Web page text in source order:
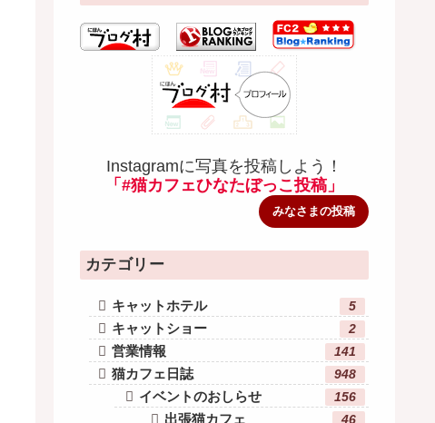
Instagramに写真を投稿しよう！
「#猫カフェひなたぼっこ投稿」
みなさまの投稿
カテゴリー
キャットホテル 5
キャットショー 2
営業情報 141
猫カフェ日誌 948
イベントのおしらせ 156
出張猫カフェ 46